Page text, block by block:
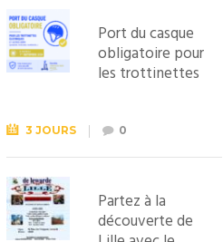
Port du casque
obligatoire pour
les trottinettes
septembre
2026
3 JOURS 0
Partez à la
découverte de